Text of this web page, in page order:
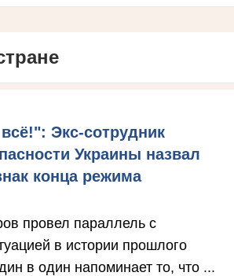
Экс-сотрудник
Украины назвал
конца режима
провел параллель с
в истории прошлого
в один напоминает то, что ...